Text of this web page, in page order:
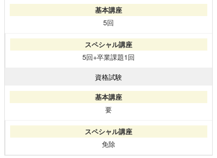
5回
5回+卒業課題1回
資格試験
要
免除